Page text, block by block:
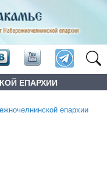
ЕПАРХИИ
епархии